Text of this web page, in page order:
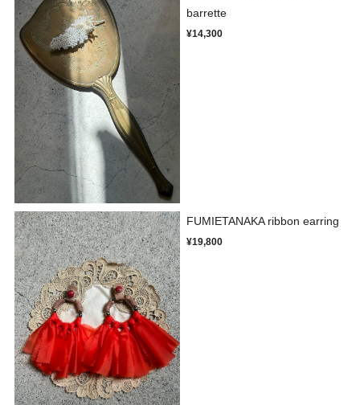
barrette
¥14,300
FUMIETANAKA ribbon earring
¥19,800